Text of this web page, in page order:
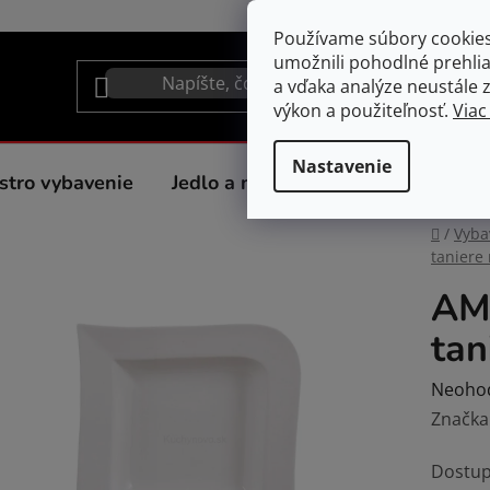
Používame súbory
umožnili pohodlné
a vďaka analýze neustále
výkon a použiteľnosť.
Nastavenie
vybavenie Jedlo a nápoje Spotrebiče do
Domov
/
taniere
je